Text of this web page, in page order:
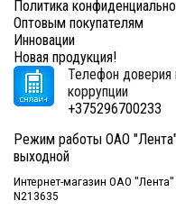
Политика
Оптовым покупателям
Инновации
Новая продукция!
Телефон доверия
коррупции
+375296700233
Режим работы ОАО
выходной
Интернет-магазин ОАО
N213635